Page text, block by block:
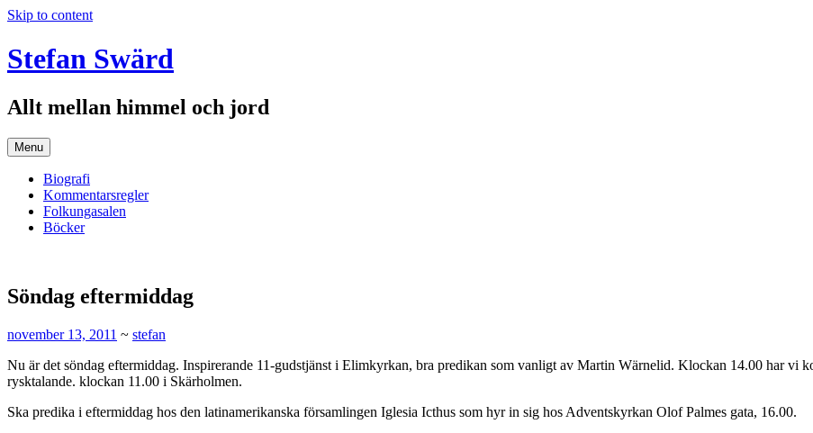
Skip to content
Stefan Swärd
Allt mellan himmel och jord
Menu
Biografi
Kommentarsregler
Folkungasalen
Böcker
Söndag eftermiddag
november 13, 2011 ~ stefan
Nu är det söndag eftermiddag. Inspirerande 11-gudstjänst i Elimkyrkan, bra predikan som vanligt av Martin Wärnelid. Klockan 14.00 har vi
rysktalande. klockan 11.00 i Skärholmen.
Ska predika i eftermiddag hos den latinamerikanska församlingen Iglesia Icthus som hyr in sig hos Adventskyrkan Olof Palmes gata, 16.00.